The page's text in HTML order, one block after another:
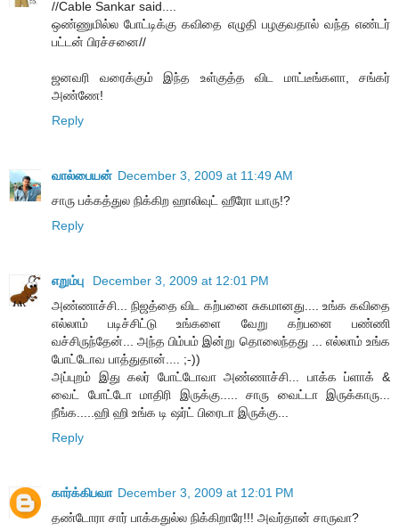
//Cable Sankar said....
ஒண்ணுமில்ல போட்டிக்கு கவிதை எழுதி பழகுவதால் வந்த எண்டர்
பட்டன் பிரச்சனை//
ஜனவரி வரைக்கும் இந்த உள்குத்த விட மாட்டீங்களா, சங்கர்
அண்ணே!
Reply
வால்பையன் December 3, 2009 at 11:49 AM
சாரு பக்கத்துல நிக்கிற ஹாலிவுட் ஹீரோ யாரு!?
Reply
எறும்பு
December 3, 2009 at 12:01 PM
அண்ணாச்சி... நிஜத்தை விட கற்பனை சுகமானது.... உங்க கவிதை
எல்லாம் படிச்சிட்டு உங்களை வேறு கற்பனை பண்ணி
வச்சிருந்தேன்... அந்த பிம்பம் இன்று தொலைந்தது ... எல்லாம் உங்க
போட்டோவ பாத்துதான்.... ;-))
அப்புறம் இது கலர் போட்டோவா அண்ணாச்சி... பாக்க ப்ளாக் &
வைட் போட்டோ மாதிரி இருக்கு..... சாரு வைட்டா இருக்காரு...
நீங்க.....ஹி ஹி உங்க டி ஷர்ட் பிரைடா இருக்கு...
Reply
கார்க்கிபவா December 3, 2009 at 12:01 PM
தண்டோரா சார் பாக்கதுல்ல நிக்கிறாரே!!! அவர்தான் சாருவா?